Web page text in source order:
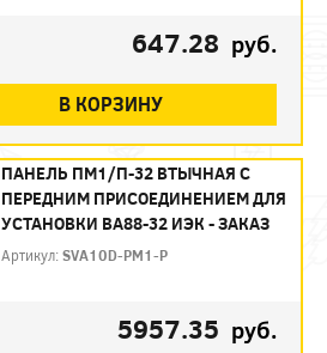
647.28 руб.
В КОРЗИНУ
ПАНЕЛЬ ПМ1/П-32 ВТЫЧНАЯ С
ПЕРЕДНИМ ПРИСОЕДИНЕНИЕМ ДЛЯ
УСТАНОВКИ ВА88-32 ИЭК - ЗАКАЗ
Артикул:SVA10D-PM1-P
5957.35 руб.